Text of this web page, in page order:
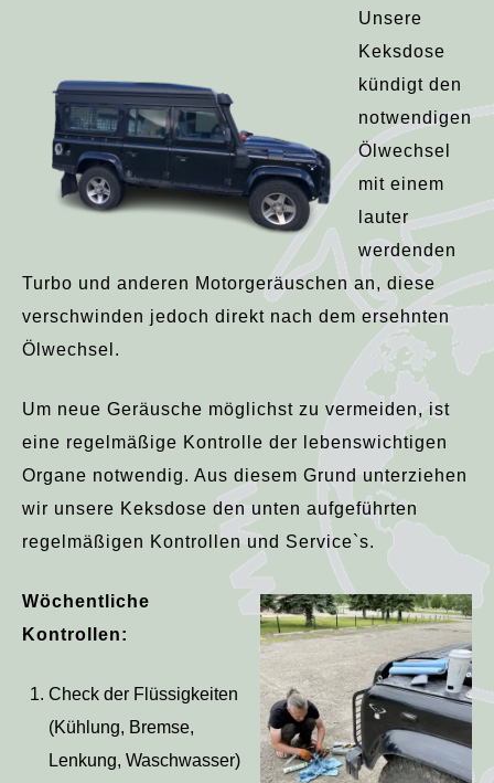
Unsere
Keksdose
kündigt den
notwendigen
Ölwechsel
mit einem
lauter
werdenden
Turbo und anderen Motorgeräuschen an, diese
verschwinden jedoch direkt nach dem ersehnten
Ölwechsel.
Um neue Geräusche möglichst zu vermeiden, ist
eine regelmäßige Kontrolle der lebenswichtigen
Organe notwendig. Aus diesem Grund unterziehen
wir unsere Keksdose den unten aufgeführten
regelmäßigen Kontrollen und Service`s.
Wöchentliche
Kontrollen:
Check der Flüssigkeiten
(Kühlung, Bremse,
Lenkung, Waschwasser)